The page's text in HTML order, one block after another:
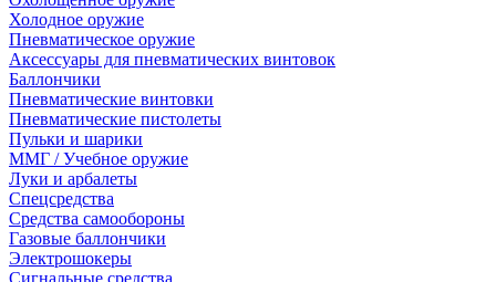
Холодное оружие
Пневматическое оружие
Аксессуары для пневматических винтовок
Баллончики
Пневматические винтовки
Пневматические пистолеты
Пульки и шарики
ММГ / Учебное оружие
Луки и арбалеты
Спецсредства
Средства самообороны
Газовые баллончики
Электрошокеры
Сигнальные средства